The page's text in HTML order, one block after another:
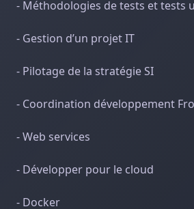
- Méthodologies de tests et tests
- Gestion d’un projet IT
- Pilotage de la stratégie SI
- Coordination développement
- Web services
- Développer pour le cloud
- Docker